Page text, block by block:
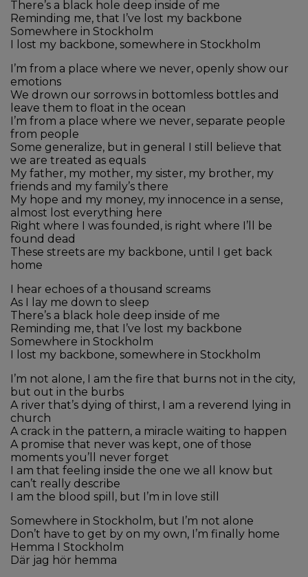
There’s a black hole deep inside of me
Reminding me, that I’ve lost my backbone
Somewhere in Stockholm
I lost my backbone, somewhere in Stockholm
I’m from a place where we never, openly show our
emotions
We drown our sorrows in bottomless bottles and
leave them to float in the ocean
I’m from a place where we never, separate people
from people
Some generalize, but in general I still believe that
we are treated as equals
My father, my mother, my sister, my brother, my
friends and my family’s there
My hope and my money, my innocence in a sense,
almost lost everything here
Right where I was founded, is right where I’ll be
found dead
These streets are my backbone, until I get back
home
I hear echoes of a thousand screams
As I lay me down to sleep
There’s a black hole deep inside of me
Reminding me, that I’ve lost my backbone
Somewhere in Stockholm
I lost my backbone, somewhere in Stockholm
I’m not alone, I am the fire that burns not in the city,
but out in the burbs
A river that’s dying of thirst, I am a reverend lying in
church
A crack in the pattern, a miracle waiting to happen
A promise that never was kept, one of those
moments you’ll never forget
I am that feeling inside the one we all know but
can’t really describe
I am the blood spill, but I’m in love still
Somewhere in Stockholm, but I’m not alone
Don’t have to get by on my own, I’m finally home
Hemma I Stockholm
Där jag hör hemma